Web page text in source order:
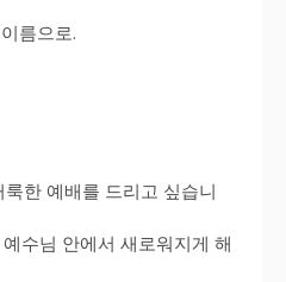
름으로.
한 예배를 드리고 싶습니
수님 안에서 새로워지게 해